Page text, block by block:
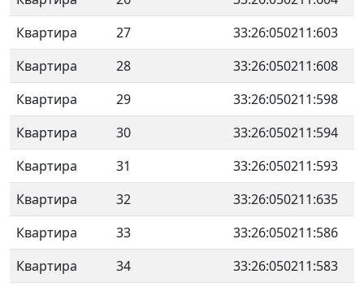
Квартира
27
33:26:050211:603
Квартира
28
33:26:050211:608
Квартира
29
33:26:050211:598
Квартира
30
33:26:050211:594
Квартира
31
33:26:050211:593
Квартира
32
33:26:050211:635
Квартира
33
33:26:050211:586
Квартира
34
33:26:050211:583